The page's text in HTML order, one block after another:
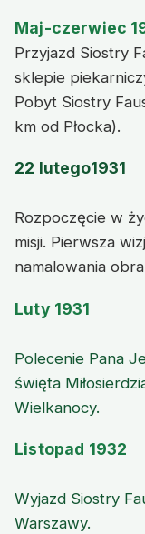
Maj-czerwiec
Przyjazd Siostry
sklepie
Pobyt Siostry
km od Płocka).
22 lutego1931
Rozpoczęcie w
misji. Pierwsza
namalowania
Luty 1931
Polecenie Pana
święta
Wielkanocy.
Listopad 1932
Wyjazd Siostry
Warszawy.